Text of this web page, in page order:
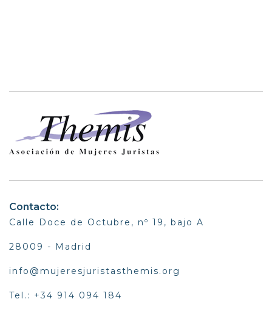
Contacto:
Calle Doce de Octubre, nº 19, bajo A
28009 - Madrid
info@mujeresjuristasthemis.org
Tel.: +34 914 094 184